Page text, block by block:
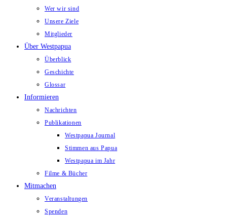
Wer wir sind
Unsere Ziele
Mitglieder
Über Westpapua
Überblick
Geschichte
Glossar
Informieren
Nachrichten
Publikationen
Westpapua Journal
Stimmen aus Papua
Westpapua im Jahr
Filme & Bücher
Mitmachen
Veranstaltungen
Spenden